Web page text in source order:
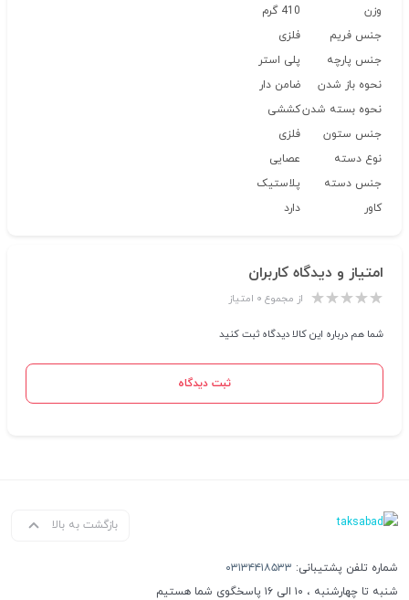
وزن
410 گرم
جنس فریم
فلزی
جنس پارچه
پلی استر
نحوه باز شدن
ضامن دار
نحوه بسته شدنکششی
جنس ستون
فلزی
نوع دسته
عصایی
جنس دسته
پلاستیک
کاور
دارد
امتیاز و دیدگاه کاربران
از مجموع ۰ امتیاز
شما هم درباره این کالا دیدگاه ثبت کنید
ثبت دیدگاه
بازگشت به بالا
شماره تلفن پشتیبانی: ۰۳۱۳۴۴۱۸۵۳۳
شنبه تا چهارشنبه ، ۱۰ الی ۱۶ پاسخگوی شما هستیم